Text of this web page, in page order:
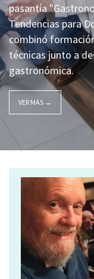
pasantía
Tendencias para
combinó
técnicas junto a
gastronómica.
VER MÁS →